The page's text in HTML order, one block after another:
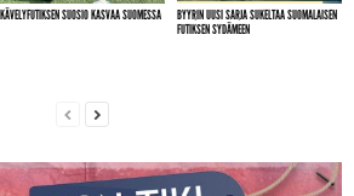
KÄVELYFUTIKSEN SUOSIO KASVAA SUOMESSA
BYYRIN UUSI SARJA SUKELTAA SUOMALAISEN
FUTIKSEN SYDÄMEEN